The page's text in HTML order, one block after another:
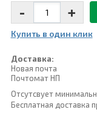
- +
Купить в один клик
Доставка:
Новая почта
Почтомат НП
Отсутсвует
Бесплатная доставка